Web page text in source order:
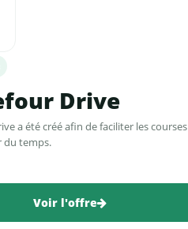
Drive
a été créé afin de faciliter les courses
du temps.
Voir l'offre